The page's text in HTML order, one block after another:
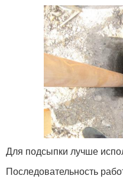
Для подсыпки лучше
Последовательность